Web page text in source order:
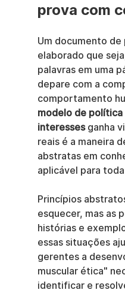
prova com
Um documento
elaborado que
palavras em uma
depare com a
comportamento
modelo de
interesses ganha
reais é a maneira
abstratas em
aplicável para
Princípios
esquecer, mas as
histórias e
essas situações
gerentes a
muscular ética"
identificar e